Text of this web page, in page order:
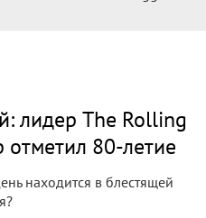
лидер The Rolling
80-летие
находится в блестящей